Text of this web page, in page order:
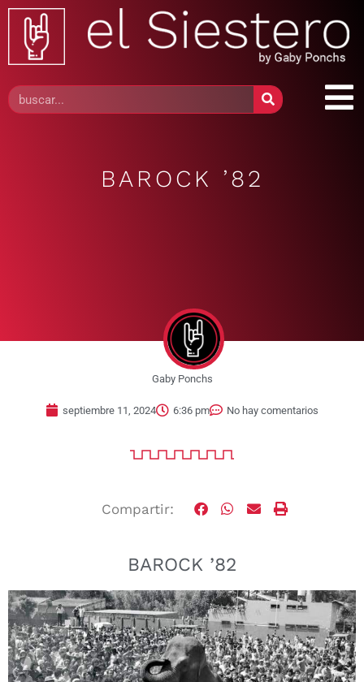
BAROCK ’82
Gaby Ponchs
septiembre 11, 2024 6:36 pm No hay comentarios
Compartir:
BAROCK ’82